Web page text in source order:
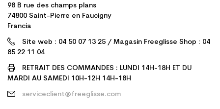
98 B rue des champs plans
74800 Saint-Pierre en Faucigny
Francia
Site web : 04 50 07 13 25 / Magasin Freeglisse Shop : 04
85 22 11 04
RETRAIT DES COMMANDES : LUNDI 14H-18H ET DU
MARDI AU SAMEDI 10H-12H 14H-18H
serviceclient@freeglisse.com